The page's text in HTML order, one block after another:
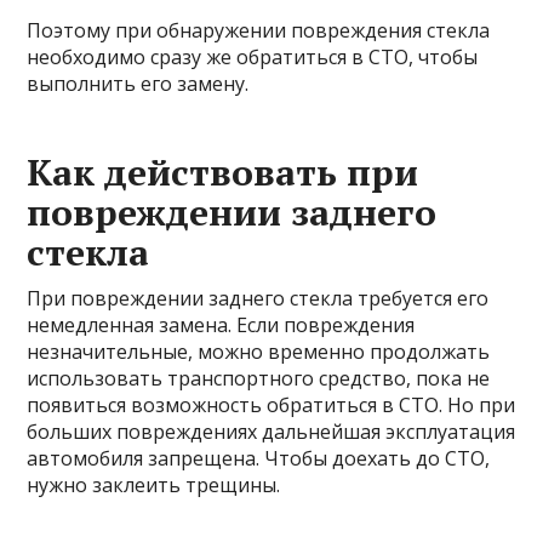
Поэтому при обнаружении повреждения стекла
необходимо сразу же обратиться в СТО, чтобы
выполнить его замену.
Как действовать при
повреждении заднего
стекла
При повреждении заднего стекла требуется его
немедленная замена. Если повреждения
незначительные, можно временно продолжать
использовать транспортного средство, пока не
появиться возможность обратиться в СТО. Но при
больших повреждениях дальнейшая эксплуатация
автомобиля запрещена. Чтобы доехать до СТО,
нужно заклеить трещины.